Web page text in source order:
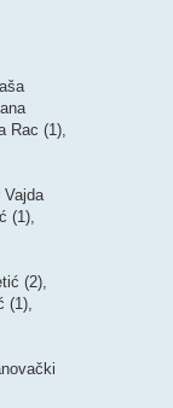
Rac (1),
(1),
(2),
(1),